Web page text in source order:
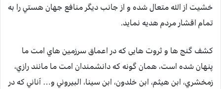
خشيت از الله متعال شده و از جانب ديگر منافع جهان هستي را به
تمام اقشار مردم هديه نمايد.
كشف گنج ها و ثروت هايی كه در اعماق سرزمين هاي امت ما
پنهان شده است، همان گونه که دانشمندان امت ما مانند‌ رازي،
زمخشري، ابن هيثم، ابن خلدون، ابن سينا، البيروني و… آناني كه در